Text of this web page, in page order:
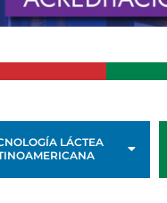
LÁCTEA